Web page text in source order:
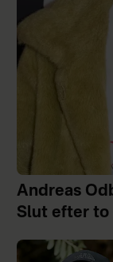
Andreas
Slut efter to